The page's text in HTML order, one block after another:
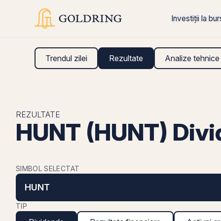
Investiții la
Trendul zilei Rezultate Analize tehnice
REZULTATE
HUNT (HUNT)
SIMBOL SELECTAT
HUNT
TIP